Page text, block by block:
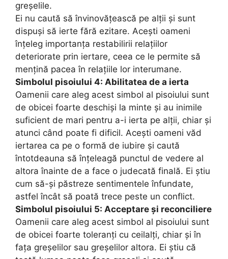
greșelile.
Ei nu caută să învinovăţească pe alţii şi sunt
dispuşi să ierte fără ezitare. Acești oameni
înțeleg importanța restabilirii relațiilor
deteriorate prin iertare, ceea ce le permite să
mențină pacea în relațiile lor interumane.
Simbolul pisoiului 4: Abilitatea de a ierta
Oamenii care aleg acest simbol al pisoiului sunt
de obicei foarte deschiși la minte și au inimile
suficient de mari pentru a-i ierta pe alții, chiar și
atunci când poate fi dificil. Acești oameni văd
iertarea ca pe o formă de iubire și caută
întotdeauna să înțeleagă punctul de vedere al
altora înainte de a face o judecată finală. Ei știu
cum să-și păstreze sentimentele înfundate,
astfel încât să poată trece peste un conflict.
Simbolul pisoiului 5: Acceptare și reconciliere
Oamenii care aleg acest simbol al pisoiului sunt
de obicei foarte toleranți cu ceilalți, chiar și în
fața greșelilor sau greșelilor altora. Ei știu că